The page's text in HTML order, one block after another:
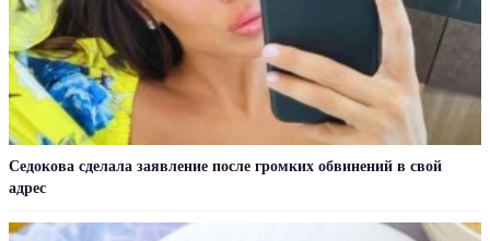
Седокова сделала заявление после громких обвинений в свой
адрес